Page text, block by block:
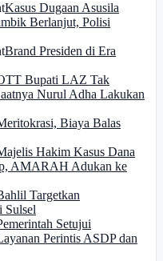
Kasus Dugaan Asusila
Berlanjut, Polisi
Brand Presiden di Era
Bupati LAZ Tak
Nurul Adha Lakukan
Biaya Balas
Hakim Kasus Dana
AMARAH Adukan ke
Targetkan
Sulsel
Setujui
Perintis ASDP dan